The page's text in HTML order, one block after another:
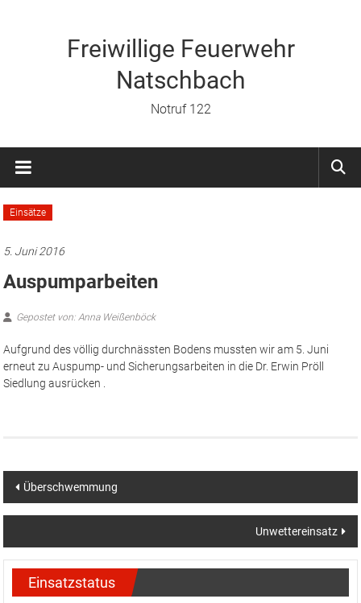
Freiwillige Feuerwehr
Natschbach
Notruf 122
Einsätze
5. Juni 2016
Auspumparbeiten
Gepostet von: Anna Weißenböck
Aufgrund des völlig durchnässten Bodens mussten wir am 5. Juni
erneut zu Auspump- und Sicherungsarbeiten in die Dr. Erwin Pröll
Siedlung ausrücken .
Beitragsnavigation
Überschwemmung
Unwettereinsatz
Einsatzstatus